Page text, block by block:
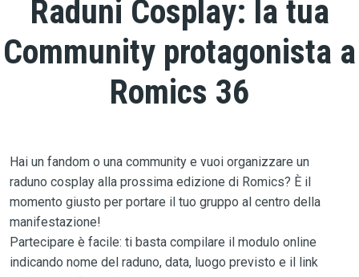
Raduni Cosplay: la tua
Community protagonista a
Romics 36
Hai un fandom o una community e vuoi organizzare un
raduno cosplay alla prossima edizione di Romics? È il
momento giusto per portare il tuo gruppo al centro della
manifestazione!
Partecipare è facile: ti basta compilare il modulo online
indicando nome del raduno, data, luogo previsto e il link